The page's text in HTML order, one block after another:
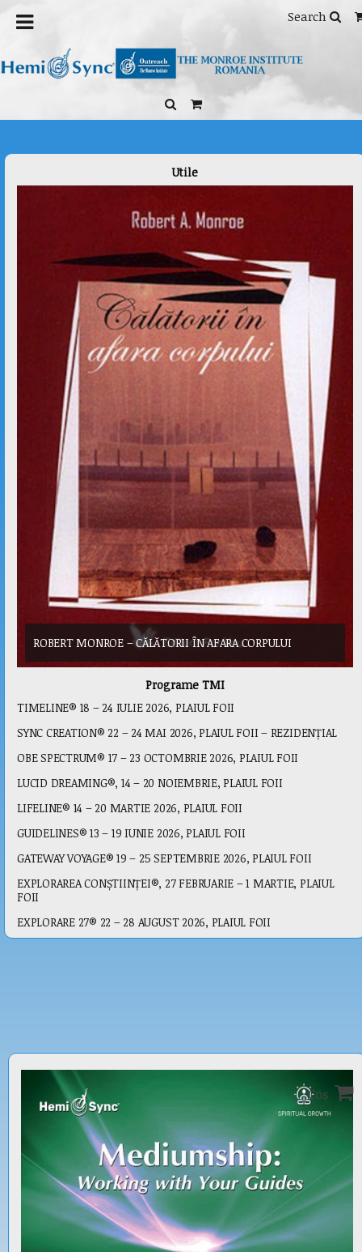
Search
/ Mediumship: Working
with Your Guides
Utile
ROBERT MONROE – CĂLĂTORII ÎN AFARA CORPULUI
Programe TMI
TIMELINE® 18 – 24 IULIE 2026, PLAIUL FOII
SYNC CREATION® 22 – 24 MAI 2026, PLAIUL FOII – REZIDENȚIAL
OBE SPECTRUM® 17 – 23 OCTOMBRIE 2026, PLAIUL FOII
LUCID DREAMING®, 14 – 20 NOIEMBRIE, PLAIUL FOII
LIFELINE® 14 – 20 MARTIE 2026, PLAIUL FOII
GUIDELINES® 13 – 19 IUNIE 2026, PLAIUL FOII
GATEWAY VOYAGE® 19 – 25 SEPTEMBRIE 2026, PLAIUL FOII
EXPLORAREA CONȘTIINȚEI®, 27 FEBRUARIE – 1 MARTIE, PLAIUL
FOII
EXPLORARE 27® 22 – 28 AUGUST 2026, PLAIUL FOII
Coș